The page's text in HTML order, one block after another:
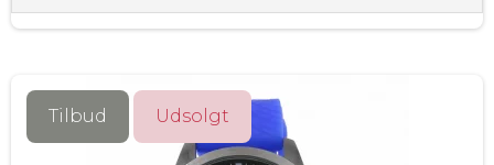
Tilbud Udsolgt